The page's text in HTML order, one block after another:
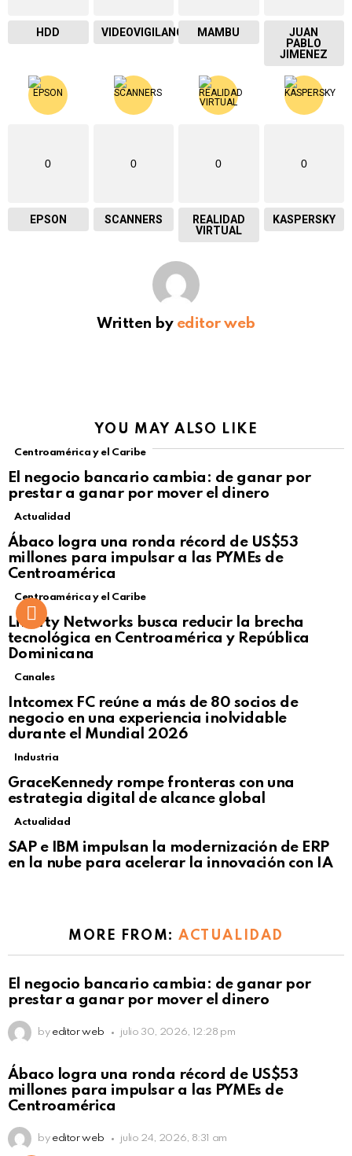
HDD VIDEOVIGILANCIA MAMBU
JUAN
PABLO
JIMENEZ
0
EPSON
0
SCANNERS
0
REALIDAD
VIRTUAL
0
KASPERSKY
Written by editor web
YOU MAY ALSO LIKE
Centroamérica y el Caribe
El negocio bancario cambia: de ganar por
prestar a ganar por mover el dinero
Not Safe For Work
Click to view this post
Actualidad
Ábaco logra una ronda récord de US$53
millones para impulsar a las PYMEs de
Centroamérica
Centroamérica y el Caribe
Liberty Networks busca reducir la brecha
tecnológica en Centroamérica y República
Dominicana
Canales
Intcomex FC reúne a más de 80 socios de
negocio en una experiencia inolvidable
durante el Mundial 2026
Industria
GraceKennedy rompe fronteras con una
estrategia digital de alcance global
Not Safe For Work
Click to view this post
Actualidad
SAP e IBM impulsan la modernización de ERP
en la nube para acelerar la innovación con IA
MORE FROM:ACTUALIDAD
El negocio bancario cambia: de ganar por
prestar a ganar por mover el dinero
by editor web julio 30, 2026, 12:28 pm
Click to view this post
Ábaco logra una ronda récord de US$53
millones para impulsar a las PYMEs de
Centroamérica
by editor web julio 24, 2026, 8:31 am